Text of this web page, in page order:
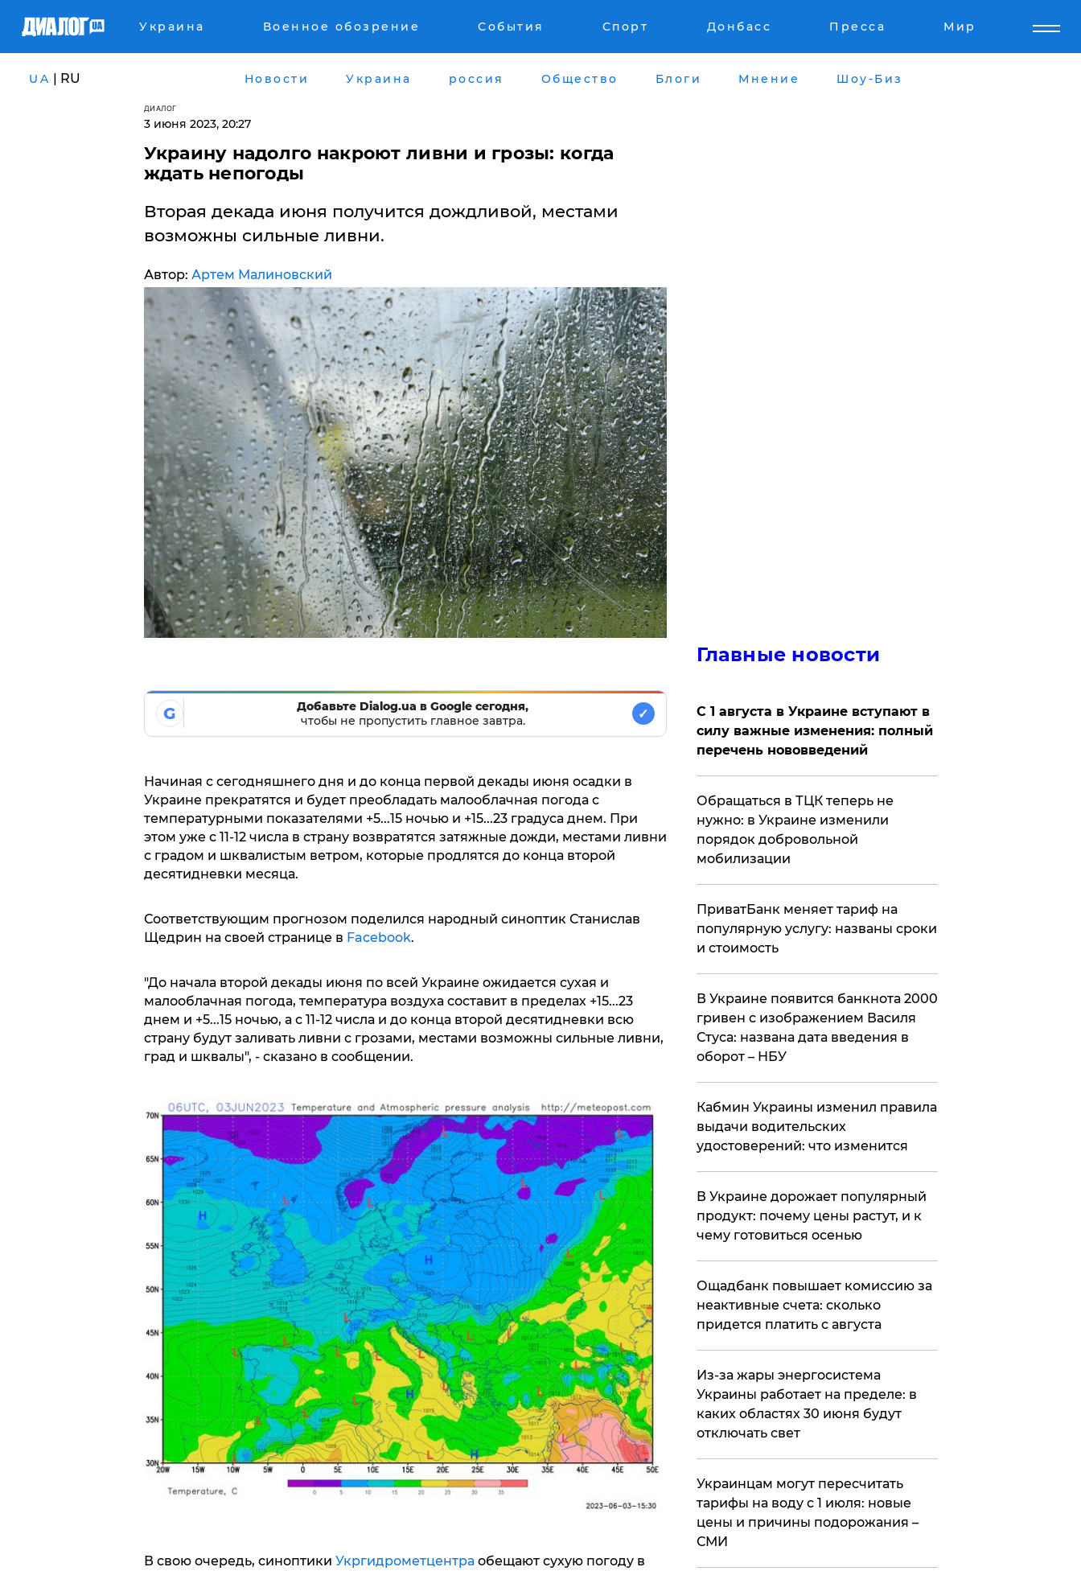
Украина Военное обозрение События Спорт Донбасс Пресса Мир
UA | RU Новости Украина россия Общество Блоги Мнение Шоу-Биз
ДИАЛОГ
3 июня 2023, 20:27
Украину надолго накроют ливни и грозы: когда
ждать непогоды
Вторая декада июня получится дождливой, местами
возможны сильные ливни.
Автор: Артем Малиновский
G
Добавьте Dialog.ua в Google сегодня,
чтобы не пропустить главное завтра.
✓
Начиная с сегодняшнего дня и до конца первой декады июня осадки в
Украине прекратятся и будет преобладать малооблачная погода с
температурными показателями +5...15 ночью и +15...23 градуса днем. При
этом уже с 11-12 числа в страну возвратятся затяжные дожди, местами ливни
с градом и шквалистым ветром, которые продлятся до конца второй
десятидневки месяца.
Соответствующим прогнозом поделился народный синоптик Станислав
Щедрин на своей странице в Facebook.
"До начала второй декады июня по всей Украине ожидается сухая и
малооблачная погода, температура воздуха составит в пределах +15...23
днем и +5...15 ночью, а с 11-12 числа и до конца второй десятидневки всю
страну будут заливать ливни с грозами, местами возможны сильные ливни,
град и шквалы", - сказано в сообщении.
В свою очередь, синоптики Укргидрометцентраобещают сухую погоду в
Главные новости
С 1 августа в Украине вступают в
силу важные изменения: полный
перечень нововведений
Обращаться в ТЦК теперь не
нужно: в Украине изменили
порядок добровольной
мобилизации
ПриватБанк меняет тариф на
популярную услугу: названы сроки
и стоимость
В Украине появится банкнота 2000
гривен с изображением Василя
Стуса: названа дата введения в
оборот – НБУ
Кабмин Украины изменил правила
выдачи водительских
удостоверений: что изменится
В Украине дорожает популярный
продукт: почему цены растут, и к
чему готовиться осенью
​Ощадбанк повышает комиссию за
неактивные счета: сколько
придется платить с августа
Из-за жары энергосистема
Украины работает на пределе: в
каких областях 30 июня будут
отключать свет
Украинцам могут пересчитать
тарифы на воду с 1 июля: новые
цены и причины подорожания –
СМИ